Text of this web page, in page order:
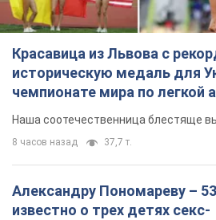
Красавица из Львова с
историческую медаль для
чемпионате мира по легкой
Видео
Наша соотечественница блестяще
8 часов назад 37,7 т.
Александру Пономареву –
известно о трех детях секс-